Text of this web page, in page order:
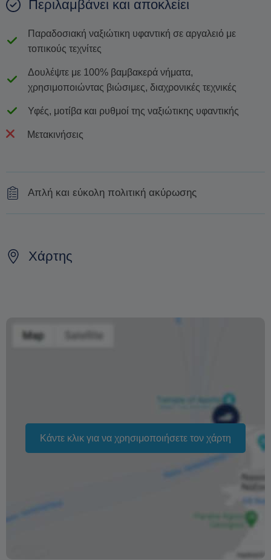
Περιλαμβάνει και αποκλείει
Παραδοσιακή ναξιώτικη υφαντική σε αργαλειό με
τοπικούς τεχνίτες
Δουλέψτε με 100% βαμβακερά νήματα,
χρησιμοποιώντας βιώσιμες, διαχρονικές τεχνικές
Υφές, μοτίβα και ρυθμοί της ναξιώτικης υφαντικής
Μετακινήσεις
Απλή και εύκολη πολιτική ακύρωσης
Δεν θα δοθούν επιστροφές χρημάτων ή πιστώσεις για
πλήρες κόστος του μαθήματος.
ενδέχεται επίσης να διαφέρουν ανάλογα με την περίοδο.
Η φράση «Δωρεάν ακύρωση» σημαίνει ότι δεν υπάρχει
επιπλέον χρέωση από εμάς για την επεξεργασία
επιστροφής ή ακύρωσης.
Χάρτης
Κάντε κλικ για να χρησιμοποιήσετε τον χάρτη